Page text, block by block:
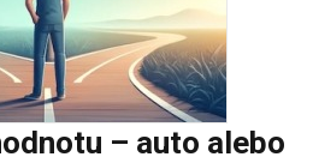
– auto alebo